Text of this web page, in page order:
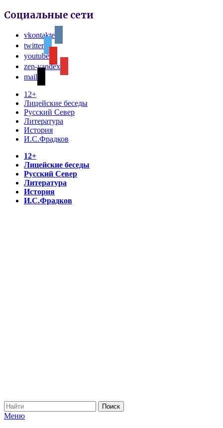
Социальные сети
vkontakte
twitter
youtube
zen-yandex
mail
12+
Лицейские беседы
Русский Север
Литература
История
И.С.Фрадков
12+
Лицейские беседы
Русский Север
Литература
История
И.С.Фрадков
Меню